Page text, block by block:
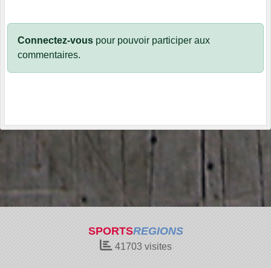
Connectez-vous pour pouvoir participer aux
commentaires.
SPORTSREGIONS
41703visites